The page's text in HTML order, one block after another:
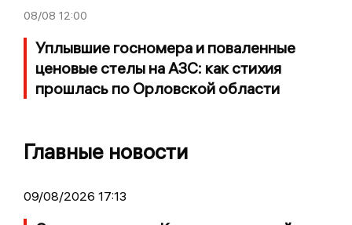
08/08 12:00
Уплывшие госномера и поваленные
ценовые стелы на АЗС: как стихия
прошлась по Орловской области
Главные новости
09/08/2026 17:13